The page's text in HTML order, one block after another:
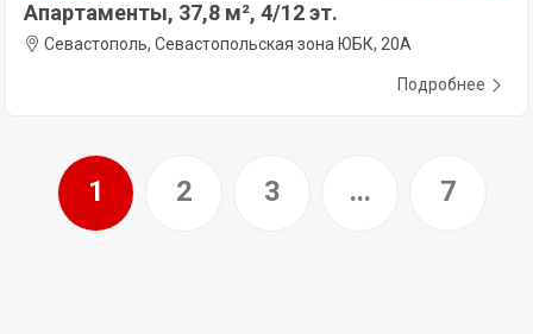
Апартаменты, 37,8 м², 4/12 эт.
Севастополь, Севастопольская зона ЮБК, 20А
Подробнее
1 2 3 ... 7